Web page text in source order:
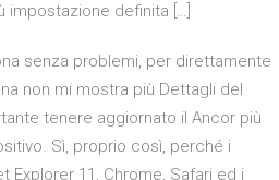
impostazione definita […]
senza problemi, per direttamente
non mi mostra più Dettagli del
tenere aggiornato il Ancor più
Sì, proprio così, perché i
11, Chrome, Safari ed i